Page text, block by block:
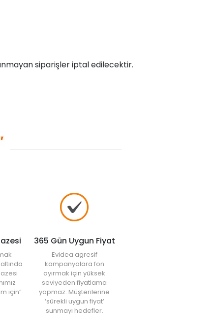
siparişler iptal edilecektir.
için”
365 Gün Uygun Fiyat
Evidea agresif
kampanyalara fon
ayırmak için yüksek
seviyeden fiyatlama
yapmaz. Müşterilerine
‘sürekli uygun fiyat’
sunmayı hedefler.